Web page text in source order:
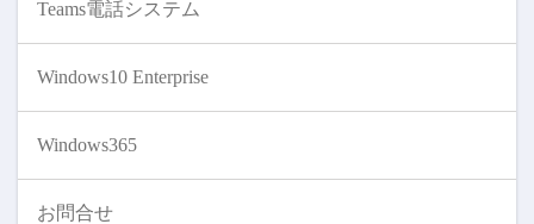
Teams電話システム
Windows10 Enterprise
Windows365
お問合せ